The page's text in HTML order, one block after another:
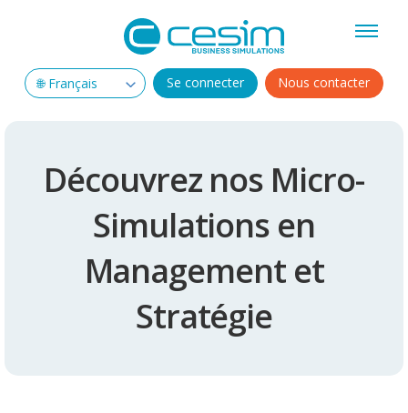
Se connecter Nous contacter
Découvrez nos Micro-
Simulations en
Management et
Stratégie